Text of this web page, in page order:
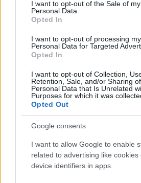
I want to opt-out of the Sale of my
Personal Data.
Opted In
I want to opt-out of processing my
Personal Data for Targeted
Opted In
I want to opt-out of Collection,
Retention, Sale, and/or Sharing
Personal Data that Is Unrelated
Purposes for which it was
Opted Out
Google consents
I want to allow Google to enable
related to advertising like cookies
device identifiers in apps.
Ora basta: nominate
diNicola Porro
24 Ottobre 2024, 20:05